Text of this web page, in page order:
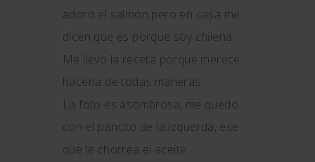
adoro el salmón pero en casa me
dicen que es porque soy chilena.
Me llevo la receta porque merece
hacerla de todas maneras.
La foto es asombrosa, me quedo
con el pancito de la izquerda, ese
que le chorrea el aceite.